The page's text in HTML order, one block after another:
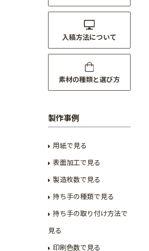
入稿方法について
素材の種類と選び方
製作事例
用紙で見る
表面加工で見る
製造枚数で見る
持ち手の種類で見る
持ち手の取り付け方法で
見る
印刷色数で見る